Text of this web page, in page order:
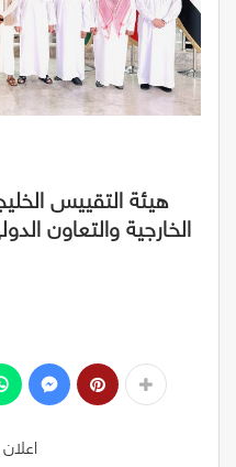
هيئة التقييس
الخارجية والتعاون